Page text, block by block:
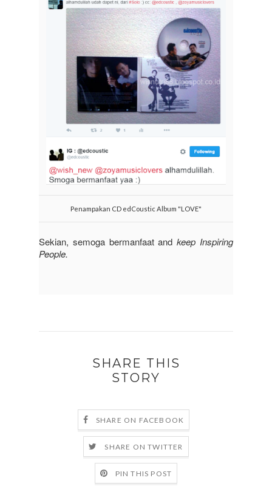
Penampakan CD edCoustic Album "LOVE"
Sekian, semoga bermanfaat and keep Inspiring
People.
SHARE THIS
STORY
SHARE ON FACEBOOK
SHARE ON TWITTER
PIN THIS POST